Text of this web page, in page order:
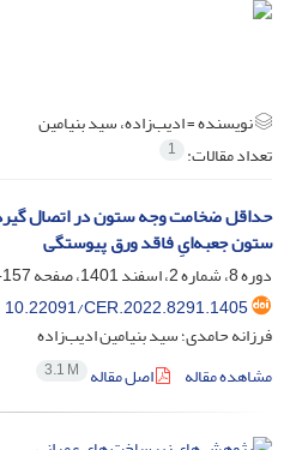
نویسنده =ادیب‌زاده، سید بنیامین
تعداد مقالات: 1
حداقل ضخامت وجه ستون در اتصال
ستون جعبه‌ایِ فاقد ورق پیوستگی
دوره 8، شماره 2، اسفند 1401، صفحه
157-172
10.22091/CER.2022.8291.1405
فرزانه حامدی؛ سید بنیامین ادیب‌زاده
مشاهده مقاله
اصل مقاله 3.1 M